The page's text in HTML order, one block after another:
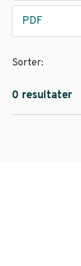
PDF
0 resultater
Sorter: